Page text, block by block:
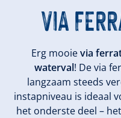
VIA
Erg mooievia
waterval! De via
langzaam steeds
instapniveau is ideaal
het onderste deel – het